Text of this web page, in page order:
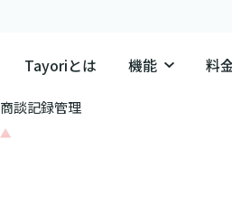
Tayoriとは 機能 料
商談記録管理